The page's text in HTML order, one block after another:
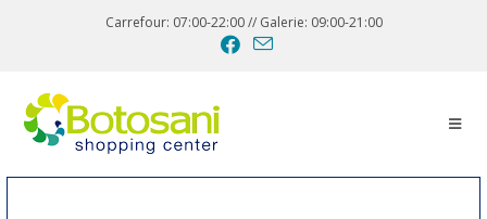
Carrefour: 07:00-22:00 // Galerie: 09:00-21:00